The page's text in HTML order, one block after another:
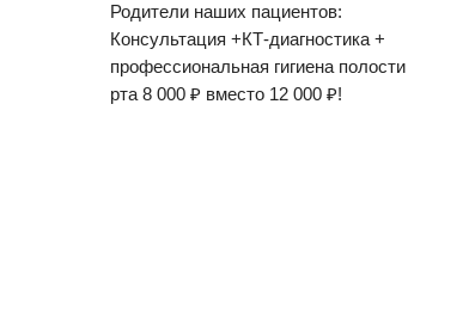
Родители наших пациентов:
Консультация +КТ-диагностика +
профессиональная гигиена полости
рта 8 000 ₽ вместо 12 000 ₽!